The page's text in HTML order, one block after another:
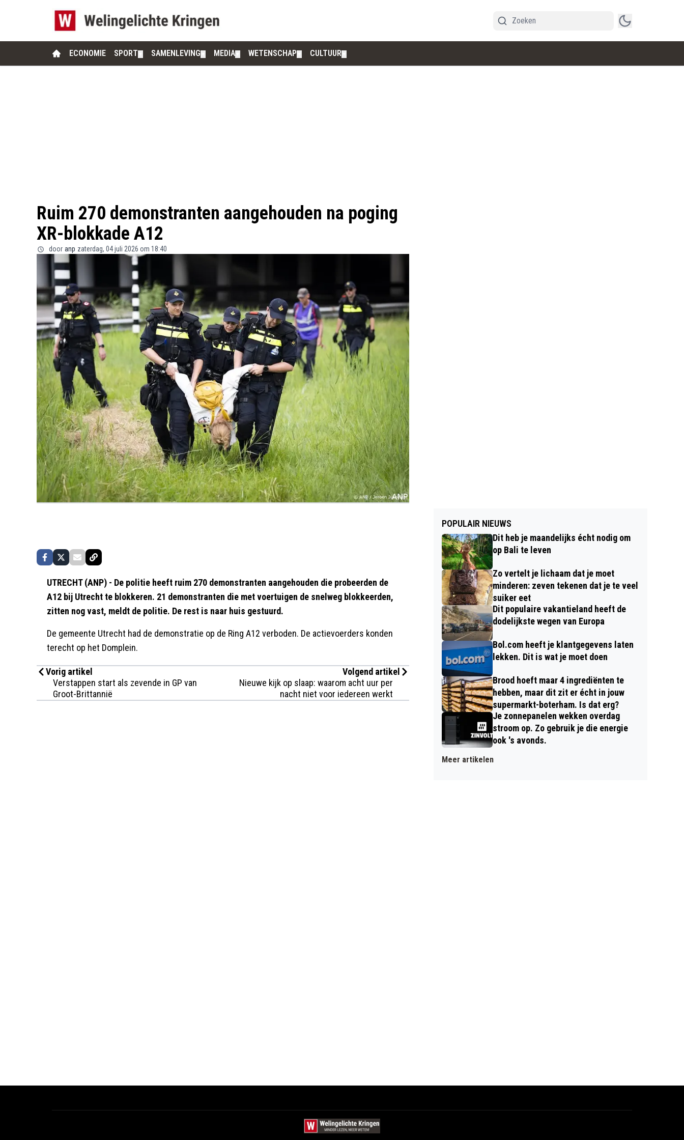
ECONOMIE SPORT SAMENLEVING MEDIA WETENSCHAP CULTUUR
Ruim 270 demonstranten aangehouden na poging
XR-blokkade A12
door anp zaterdag, 04 juli 2026 om 18:40
UTRECHT (ANP) - De politie heeft ruim 270 demonstranten aangehouden die probeerden de
A12 bij Utrecht te blokkeren. 21 demonstranten die met voertuigen de snelweg blokkeerden,
zitten nog vast, meldt de politie. De rest is naar huis gestuurd.
De gemeente Utrecht had de demonstratie op de Ring A12 verboden. De actievoerders konden
terecht op het Domplein.
Vorig artikel
Verstappen start als zevende in GP van
Groot-Brittannië
Volgend artikel
Nieuwe kijk op slaap: waarom acht uur per
nacht niet voor iedereen werkt
POPULAIR NIEUWS
Dit heb je maandelijks écht nodig om
op Bali te leven
Zo vertelt je lichaam dat je moet
minderen: zeven tekenen dat je te veel
suiker eet
Dit populaire vakantieland heeft de
dodelijkste wegen van Europa
Bol.com heeft je klantgegevens laten
lekken. Dit is wat je moet doen
Brood hoeft maar 4 ingrediënten te
hebben, maar dit zit er écht in jouw
supermarkt-boterham. Is dat erg?
Je zonnepanelen wekken overdag
stroom op. Zo gebruik je die energie
ook 's avonds.
Meer artikelen